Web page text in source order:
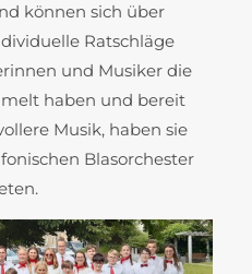
können sich über
Ratschläge
und Musiker die
haben und bereit
Musik, haben sie
Blasorchester